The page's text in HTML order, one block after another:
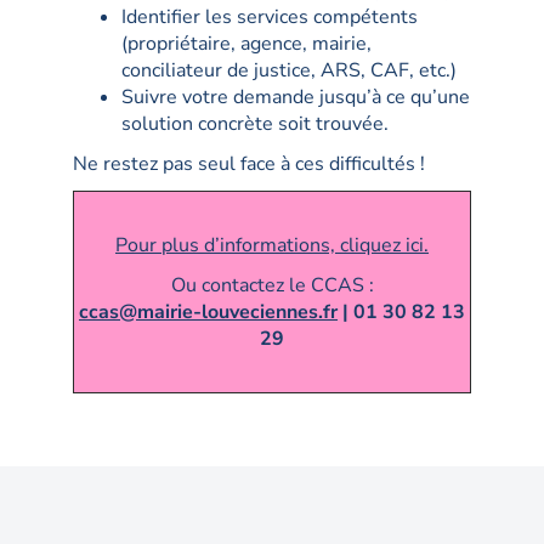
Identifier les services compétents
(propriétaire, agence, mairie,
conciliateur de justice, ARS, CAF, etc.)
Suivre votre demande jusqu’à ce qu’une
solution concrète soit trouvée.
Ne restez pas seul face à ces difficultés !
Pour plus d’informations, cliquez ici.
Ou contactez le CCAS :
ccas@mairie-louveciennes.fr| 01 30 82 13
29